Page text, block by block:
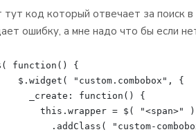
тут код который отвечает за поиск в
ошибку, а мне надо что бы если
function() {
$.widget( "custom.combobox", {
_create: function() {
this.wrapper = $( "<span>" )
.addClass( "custom-